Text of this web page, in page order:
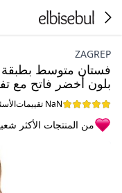
ZAGREP
فستان متوسط
بلون أخضر فاتح مع
NaN تقييمات
من المنتجات الأكثر